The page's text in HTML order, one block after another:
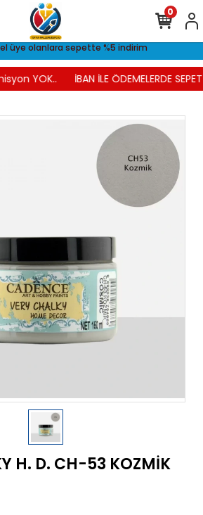
üye olanlara sepette %5 indirim
YOK.. İBAN İLE ÖDEMELERDE
0
H. D. CH-53 KOZMİK